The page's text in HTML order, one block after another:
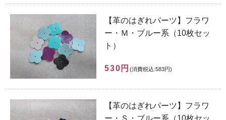
【革のはぎれパーツ】フラワ
ー・Ｍ・ブルー系（10枚セッ
ト）
530円 (消費税込:583円)
【革のはぎれパーツ】フラワ
ー・Ｓ・ブルー系（10枚セッ